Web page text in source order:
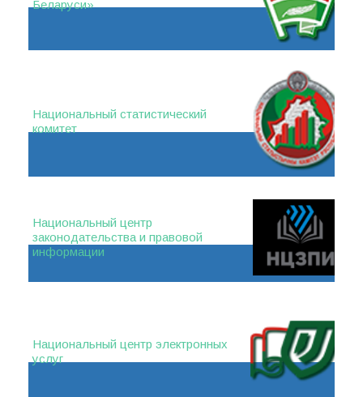
Беларуси»
Национальный статистический
комитет
Национальный центр
законодательства и правовой
информации
Национальный центр электронных
услуг